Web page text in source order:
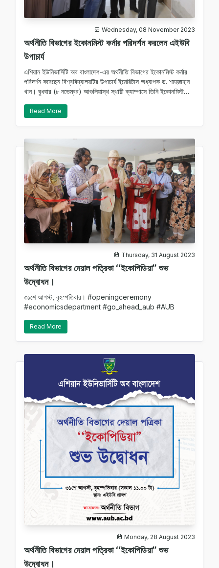
Wednesday, 08 November 2023
অর্থনীতি বিভাগের ইকোনমিস্ট কর্নার পরিদর্শন করলেন এইউবি
উপাচার্য
এশিয়ান ইউনিভার্সিটি অব বাংলাদেশ-এর অর্থনীতি বিভাগের ইকোনমিস্ট কর্নার
পরিদর্শন করেছেন বিশ্ববিদ্যালয়টির উপাচার্য ইমেরিটাস অধ্যাপক ড. শাহজাহান
খান। বুধবার (৮ নভেম্বর) আশুলিয়াস্থ স্থায়ী ক্যাম্পাসে তিনি ইকোনমিস্ট
উপা…
Read More
Thursday, 31 August 2023
অর্থনীতি বিভাগের দেয়াল পত্রিকা ‘‘ইকোপিডিয়া’’ শুভ
উদ্বোধন।
৩১শে আগস্ট, বৃহস্পতিবার। #openingceremony
Read More
Monday, 28 August 2023
অর্থনীতি বিভাগের দেয়াল পত্রিকা ‘‘ইকোপিডিয়া’’ শুভ
উদ্বোধন।